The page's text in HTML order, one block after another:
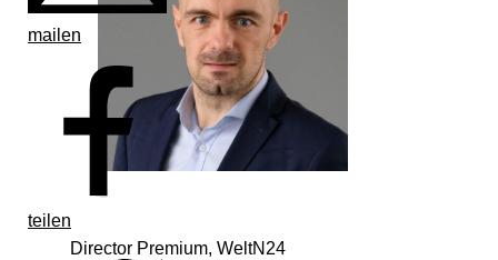
mailen
teilen
©
Director Premium, WeltN24